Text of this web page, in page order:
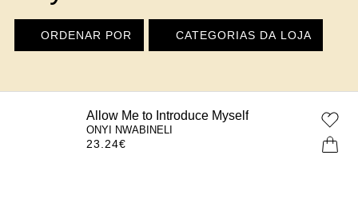
ORDENAR POR CATEGORIAS DA LOJA
Allow Me to Introduce Myself
ONYI NWABINELI
23.24€